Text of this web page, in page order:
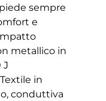
sempre
e
metallico in
J
in
conduttiva